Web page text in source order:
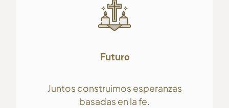
Futuro
Juntos construimos esperanzas
basadas en la fe.